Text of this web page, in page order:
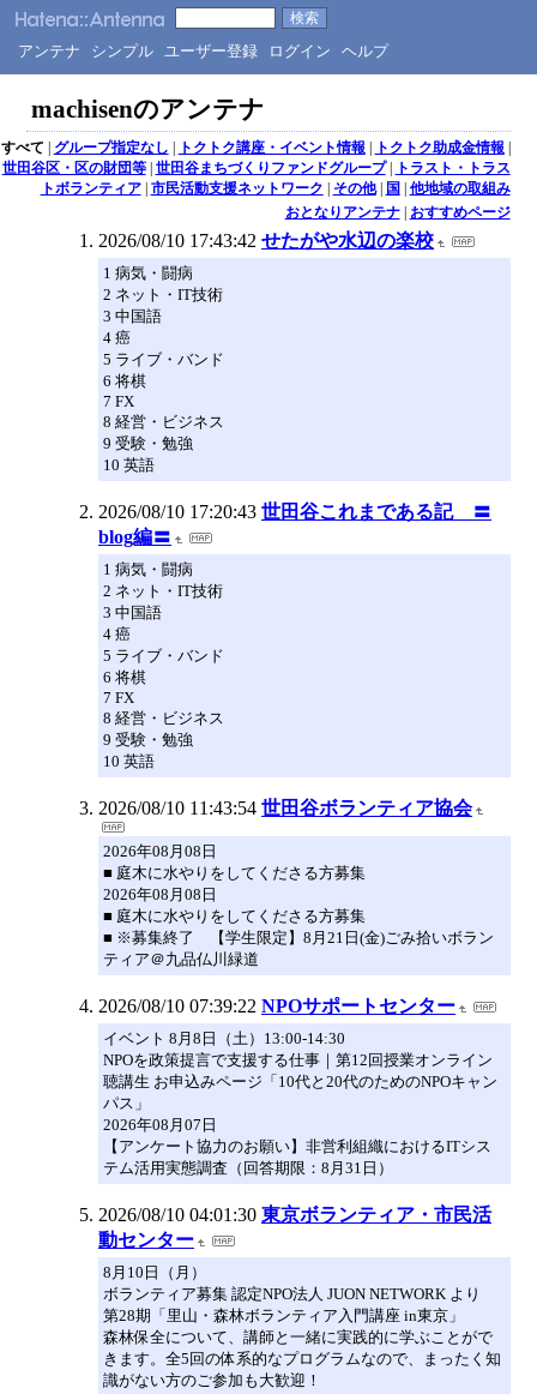
アンテナ シンプル ユーザー登録 ログイン ヘルプ
machisenのアンテナ
すべて | グループ指定なし | トクトク講座・イベント情報 | トクトク助成金情報 |
世田谷区・区の財団等| 世田谷まちづくりファンドグループ| トラスト・トラス
トボランティア| 市民活動支援ネットワーク | その他| 国 | 他地域の取組み
おとなりアンテナ| おすすめページ
2026/08/10 17:43:42 せたがや水辺の楽校
1 病気・闘病
2 ネット・IT技術
3 中国語
4 癌
5 ライブ・バンド
6 将棋
7 FX
8 経営・ビジネス
9 受験・勉強
10 英語
2026/08/10 17:20:43 世田谷これまである記 〓
blog編〓
1 病気・闘病
2 ネット・IT技術
3 中国語
4 癌
5 ライブ・バンド
6 将棋
7 FX
8 経営・ビジネス
9 受験・勉強
10 英語
2026/08/10 11:43:54 世田谷ボランティア協会
2026年08月08日
■ 庭木に水やりをしてくださる方募集
2026年08月08日
■ 庭木に水やりをしてくださる方募集
■ ※募集終了 【学生限定】8月21日(金)ごみ拾いボラン
ティア＠九品仏川緑道
2026/08/10 07:39:22 NPOサポートセンター
イベント 8月8日（土）13:00-14:30
NPOを政策提言で支援する仕事｜第12回授業オンライン
聴講生 お申込みページ「10代と20代のためのNPOキャン
パス」
2026年08月07日
【アンケート協力のお願い】非営利組織におけるITシス
テム活用実態調査（回答期限：8月31日）
2026/08/10 04:01:30 東京ボランティア・市民活
動センター
8月10日（月）
ボランティア募集 認定NPO法人 JUON NETWORK より
第28期「里山・森林ボランティア入門講座 in東京」
森林保全について、講師と一緒に実践的に学ぶことがで
きます。全5回の体系的なプログラムなので、まったく知
識がない方のご参加も大歓迎！